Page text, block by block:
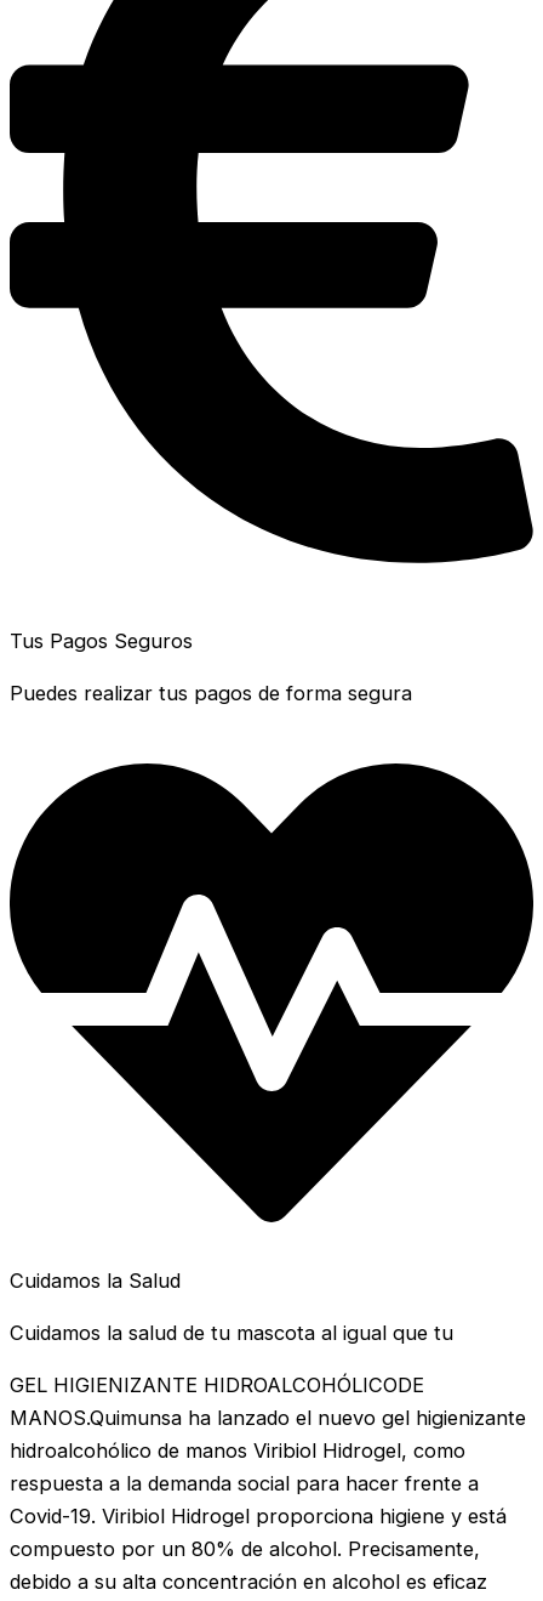
Tus Pagos Seguros
Puedes realizar tus pagos de forma segura
Cuidamos la Salud
Cuidamos la salud de tu mascota al igual que tu
GEL HIGIENIZANTE HIDROALCOHÓLICODE
MANOS.Quimunsa ha lanzado el nuevo gel higienizante
hidroalcohólico de manos Viribiol Hidrogel, como
respuesta a la demanda social para hacer frente a
Covid-19. Viribiol Hidrogel proporciona higiene y está
compuesto por un 80% de alcohol. Precisamente,
debido a su alta concentración en alcohol es eficaz